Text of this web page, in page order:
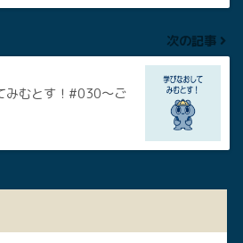
次の記事
みむとす！#030〜ご